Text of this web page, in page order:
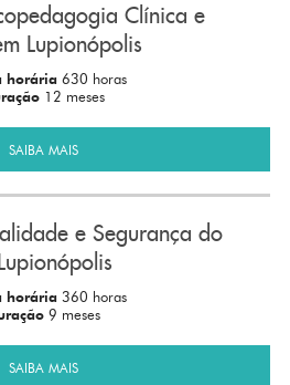
Clínica e
Lupionópolis
horária 630 horas
12 meses
SAIBA MAIS
e Segurança do
horária 360 horas
9 meses
SAIBA MAIS